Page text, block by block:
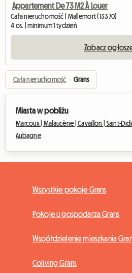
Appartement De 73 M2 À Louer
Cała nieruchomość | Mallemort (13370)
4 os. | minimum 1 tydzień
Zobacz
Cała nieruchomość › Grans
Miasta w pobliżu
Marcoux | Malaucène |Cavaillon | Saint-
Aubagne
Wszystkie pokoje Grans
Pokoje u gospodarza Grans
Współdzielenie mieszkania
Coliving Grans